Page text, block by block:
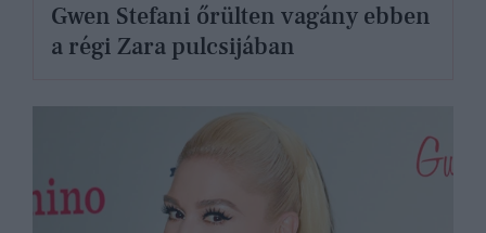
Gwen Stefani őrülten vagány ebben
a régi Zara pulcsijában